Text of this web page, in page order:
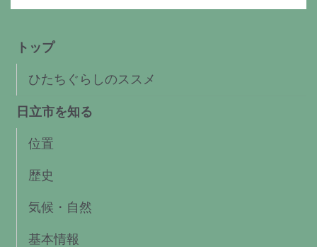
トップ
ひたちぐらしのススメ
日立市を知る
位置
歴史
気候・自然
基本情報